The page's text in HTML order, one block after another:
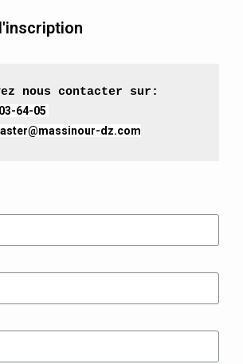
nous contacter sur:
dz.com